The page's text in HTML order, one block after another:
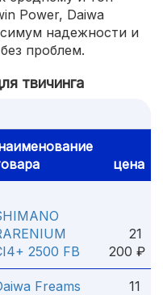
Power, Daiwa
надежности и
проблем.
твичинга
цена
2500 FB
21
200 ₽
Freams
11